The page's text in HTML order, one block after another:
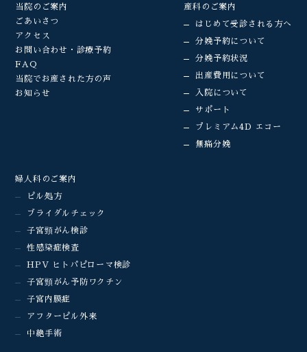
当院のご案内
ごあいさつ
アクセス
お問い合わせ・診療予約
FAQ
当院でお産された方の声
お知らせ
産科のご案内
はじめて受診される方へ
分娩予約について
分娩予約状況
出産費用について
入院について
サポート
プレミアム4D エコー
無痛分娩
婦人科のご案内
ピル処方
ブライダルチェック
子宮頸がん検診
性感染症検査
HPV ヒトパピローマ検診
子宮頸がん予防ワクチン
子宮内膜症
アフターピル外来
中絶手術